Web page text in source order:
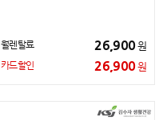
월렌탈료 26,900원
카드할인 26,900원